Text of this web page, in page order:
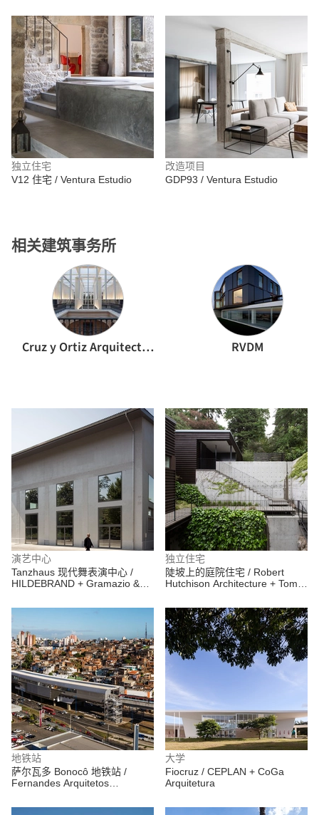
独立住宅
V12 住宅 / Ventura Estudio
相关建筑事务所
Cruz y Ortiz Arquitectos RVDM
改造项目
GDP93 / Ventura Estudio
演艺中心
Tanzhaus 现代舞表演中心 /
HILDEBRAND + Gramazio &
独立住宅
陡坡上的庭院住宅 / Robert
Hutchison Architecture + Tom
地铁站
萨尔瓦多 Bonocô 地铁站 /
Fernandes Arquitetos
大学
Fiocruz / CEPLAN + CoGa
Arquitetura